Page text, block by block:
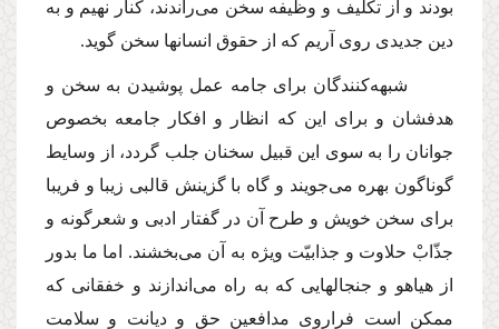
بودند و از تكلیف و وظیفه سخن مى‌راندند، كنار نهیم و به
دین جدیدى روى آریم كه از حقوق انسانها سخن گوید.
شبهه‌كنندگان براى جامه عمل پوشیدن به سخن و
هدفشان و براى این كه انظار و افكار جامعه بخصوص
جوانان را به سوى این قبیل سخنان جلب گردد، از وسایط
گوناگون بهره مى‌جویند و گاه با گزینش قالبى زیبا و فریبا
براى سخن خویش و طرح آن در گفتار ادبى و شعرگونه و
جذّابْ حلاوت و جذابیّت ویژه به آن مى‌بخشند. اما ما بدور
از هیاهو و جنجالهایى كه به راه مى‌اندازند و خفقانى كه
ممكن است فراروى مدافعین حق و دیانت و سلامت